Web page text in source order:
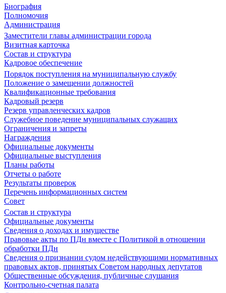
Биография
Полномочия
Администрация
Заместители главы администрации города
Визитная карточка
Состав и структура
Кадровое обеспечение
Порядок поступления на муниципальную службу
Положение о замещении должностей
Квалификационные требования
Кадровый резерв
Резерв управленческих кадров
Служебное поведение муниципальных служащих
Ограничения и запреты
Награждения
Официальные документы
Официальные выступления
Планы работы
Отчеты о работе
Результаты проверок
Перечень информационных систем
Совет
Состав и структура
Официальные документы
Сведения о доходах и имуществе
Правовые акты по ПДн вместе с Политикой в отношении
обработки ПДн
Сведения о признании судом недействующими нормативных
правовых актов, принятых Советом народных депутатов
Общественные обсуждения, публичные слушания
Контрольно-счетная палата